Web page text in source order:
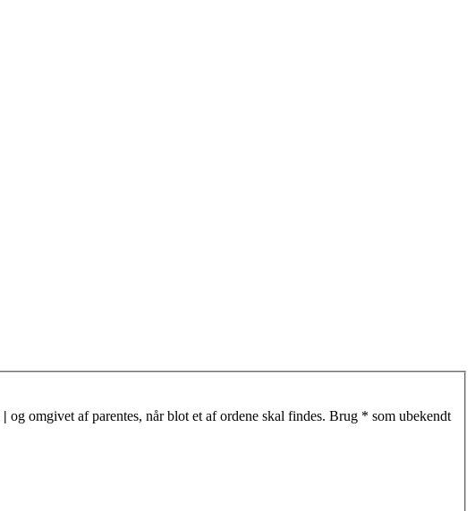
| og omgivet af parentes, når blot et af ordene skal findes. Brug * som ubekendt